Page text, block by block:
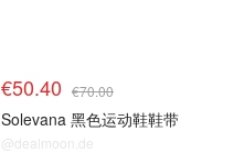
€50.40 €70.00
Solevana 黑色运动鞋鞋带
@dealmoon.de